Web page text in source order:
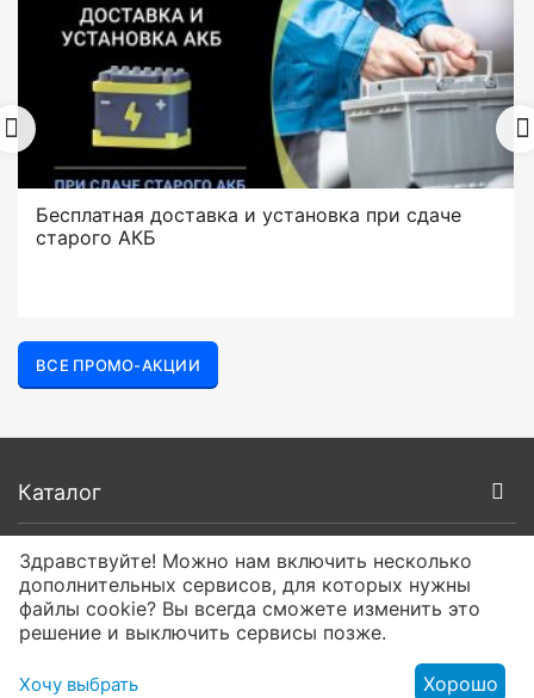
Бесплатная доставка и установка при сдаче
старого АКБ
ВСЕ ПРОМО-АКЦИИ
Каталог
Покупателям
О компании
Контакты
Здравствуйте! Можно нам включить несколько
дополнительных сервисов, для которых нужны
файлы cookie? Вы всегда сможете изменить это
решение и выключить сервисы позже.
Хочу выбрать Хорошо